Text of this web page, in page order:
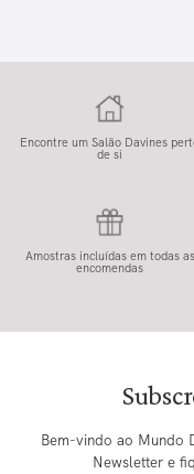
Encontre um Salão Davines
de si
Amostras incluídas em todas as
encomendas
Bem-vindo ao Mundo
Newsletter e